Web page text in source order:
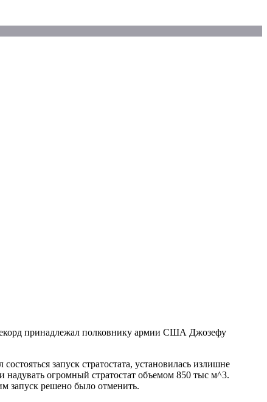
принадлежал полковнику армии США Джозефу
запуск стратостата, установилась излишне
огромный стратостат объемом 850 тыс м^3.
запуск решено было отменить.